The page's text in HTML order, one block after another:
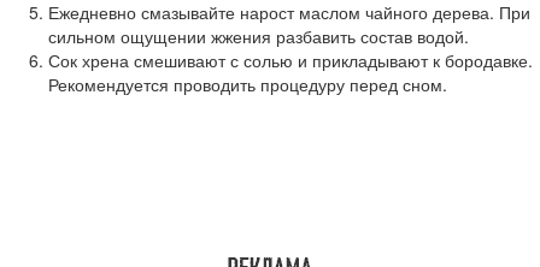
Ежедневно смазывайте нарост маслом чайного дерева. При
сильном ощущении жжения разбавить состав водой.
Сок хрена смешивают с солью и прикладывают к бородавке.
Рекомендуется проводить процедуру перед сном.